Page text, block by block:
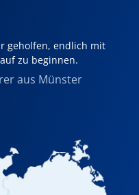
geholfen, endlich mit
zu beginnen.
aus Münster